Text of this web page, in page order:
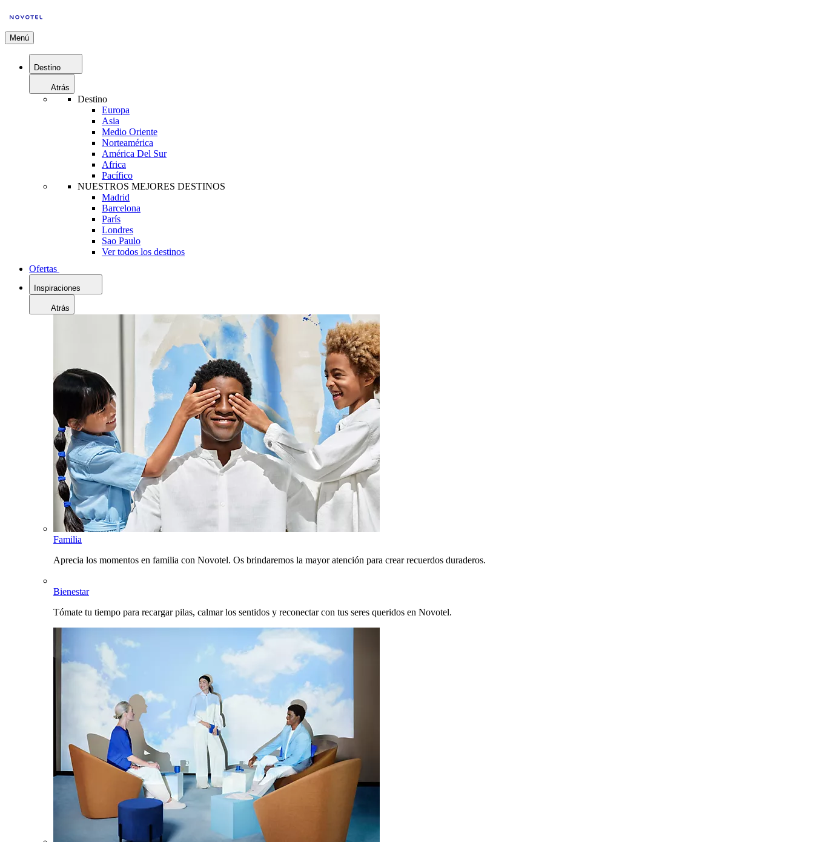
Menú
Destino
Atrás
Destino
Europa
Asia
Medio Oriente
Norteamérica
América Del Sur
Africa
Pacífico
NUESTROS MEJORES DESTINOS
Madrid
Barcelona
París
Londres
Sao Paulo
Ver todos los destinos
Ofertas
Inspiraciones
Atrás
Familia
Aprecia los momentos en familia con Novotel. Os brindaremos la mayor atención para crear recuerdos duraderos.
Bienestar
Tómate tu tiempo para recargar pilas, calmar los sentidos y reconectar con tus seres queridos en Novotel.